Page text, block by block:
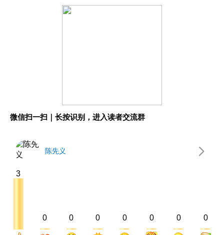
微信扫一扫｜长按识别，进入读者交流群
陈先义
3
0 0 0 0 0 0 0